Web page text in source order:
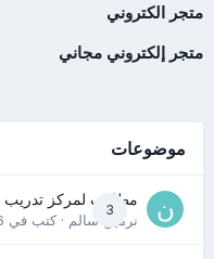
متجر الكتروني
متجر إلكتروني مجاني
موضوعات
3
مطلوب لمركز
نرمين سالم· كتب في